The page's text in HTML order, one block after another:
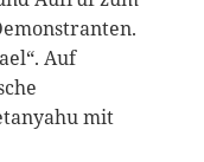
Auf
mit